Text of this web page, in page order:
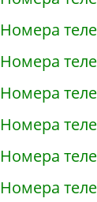
Номера
Номера
Номера
Номера
Номера
Номера